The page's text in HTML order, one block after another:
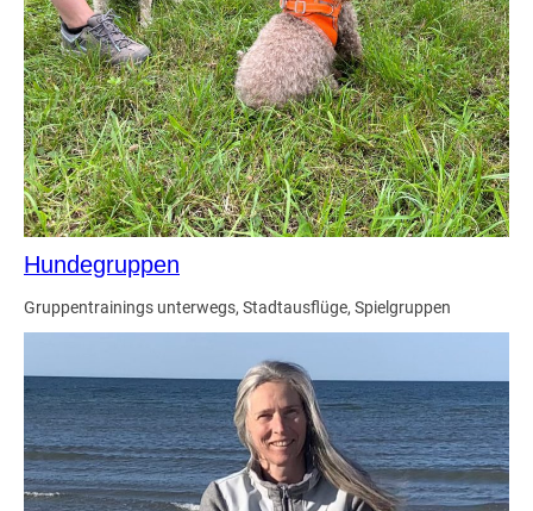
Hundegruppen
Gruppentrainings unterwegs, Stadtausflüge, Spielgruppen